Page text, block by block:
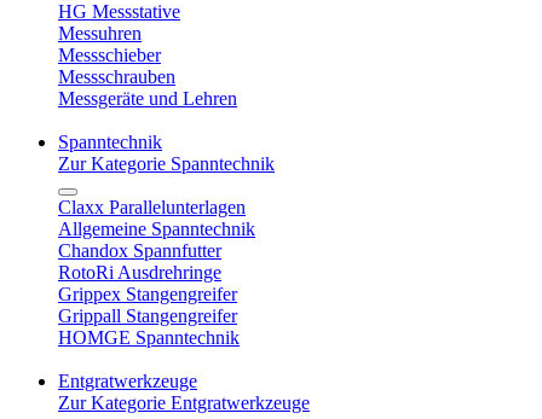
HG Messstative
Messuhren
Messschieber
Messschrauben
Messgeräte und Lehren
Spanntechnik
Zur Kategorie Spanntechnik
Claxx Parallelunterlagen
Allgemeine Spanntechnik
Chandox Spannfutter
RotoRi Ausdrehringe
Grippex Stangengreifer
Grippall Stangengreifer
HOMGE Spanntechnik
Entgratwerkzeuge
Zur Kategorie Entgratwerkzeuge